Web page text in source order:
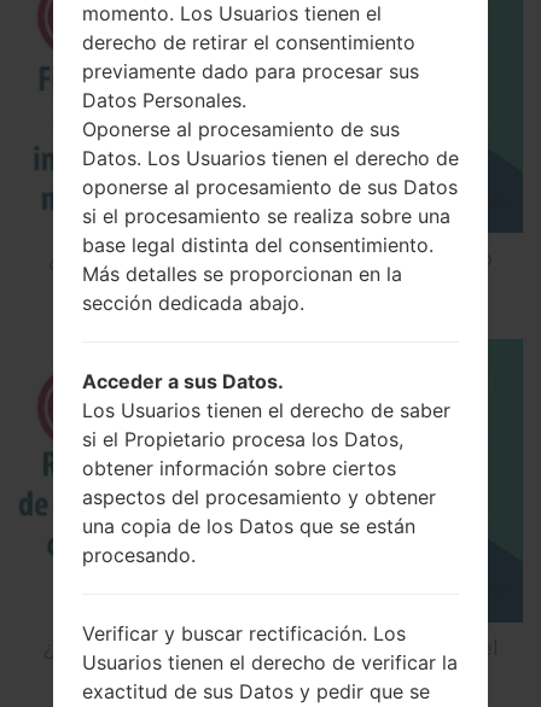
¿Cómo instalar Firmware Oficial en el teléfono
inteligente de LG mediante LG UP?
¿Cómo restablecer datos de fábrica a través del
código en LG Cookie Smart T375?
momento. Los Usuarios tienen el
derecho de retirar el consentimiento
previamente dado para procesar sus
Datos Personales.
Oponerse al procesamiento de sus
Datos. Los Usuarios tienen el derecho de
oponerse al procesamiento de sus Datos
si el procesamiento se realiza sobre una
base legal distinta del consentimiento.
Más detalles se proporcionan en la
sección dedicada abajo.
Acceder a sus Datos.
Los Usuarios tienen el derecho de saber
si el Propietario procesa los Datos,
obtener información sobre ciertos
aspectos del procesamiento y obtener
una copia de los Datos que se están
procesando.
Verificar y buscar rectificación. Los
Usuarios tienen el derecho de verificar la
exactitud de sus Datos y pedir que se